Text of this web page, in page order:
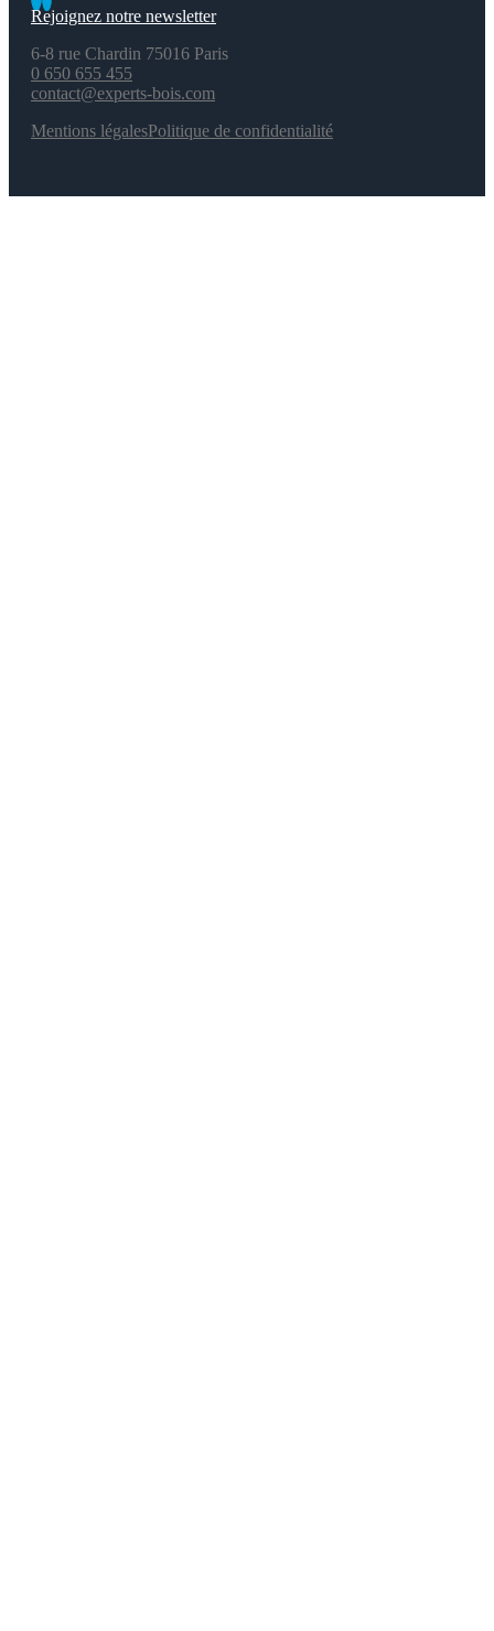
Rejoignez notre newsletter
6-8 rue Chardin 75016 Paris
0 650 655 455
contact@experts-bois.com
Mentions légalesPolitique de confidentialité